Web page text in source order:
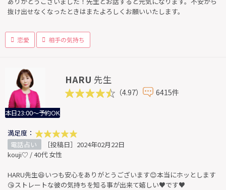
抜け出せなくなったときはまたよろしくお願いいたします。
恋愛 相手の気持ち
本日23:00～予約OK
HARU 先生
（4.97） 6415件
満足度：
電話占い
［投稿日］2024年02月22日
kouji♡ / 40代 女性
HARU先生😆いつも安心をありがとうございます😊本当にホッとします
😘ストレートな彼の気持ちを知る事が出来て嬉しい♥️です♥️